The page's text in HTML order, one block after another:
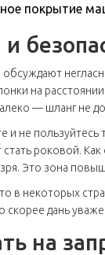
покрытие
обсуждают
на
— шланг не
и не
роковой. Как
Это зона
в некоторых
скорее дань
на